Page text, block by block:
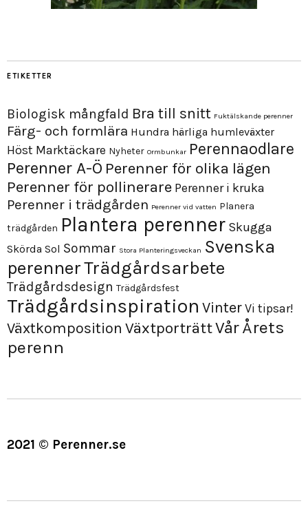
ETIKETTER
Biologisk mångfald Bra till snitt Fuktälskande perenner
Färg- och formlära Hundra härliga humleväxter
Höst Marktäckare Nyheter Ormbunkar Perennaodlare
Perenner A-Ö Perenner för olika lägen
Perenner för pollinerare Perenner i kruka
Perenner i trädgården Perenner vid vatten Planera
trädgården Plantera perenner Skugga
Skörda Sol Sommar Stora Planteringsveckan Svenska
perennerTrädgårdsarbete
Trädgårdsdesign Trädgårdsfest
Trädgårdsinspiration VinterVi tipsar!
Växtkomposition VäxtporträttVårÅrets
perenn
2021 © Perenner.se